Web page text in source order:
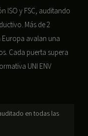
ISO y FSC, auditando
Más de 2
Europa avalan una
Cada puerta supera
UNI ENV
en todas las